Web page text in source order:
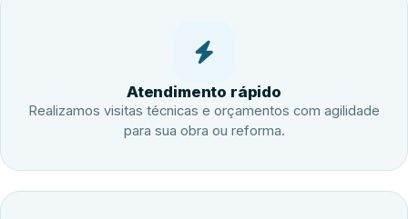
Atendimento rápido
Realizamos visitas técnicas e orçamentos com agilidade
para sua obra ou reforma.